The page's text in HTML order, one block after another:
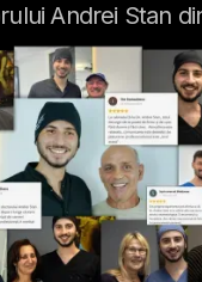
Andrei Stan